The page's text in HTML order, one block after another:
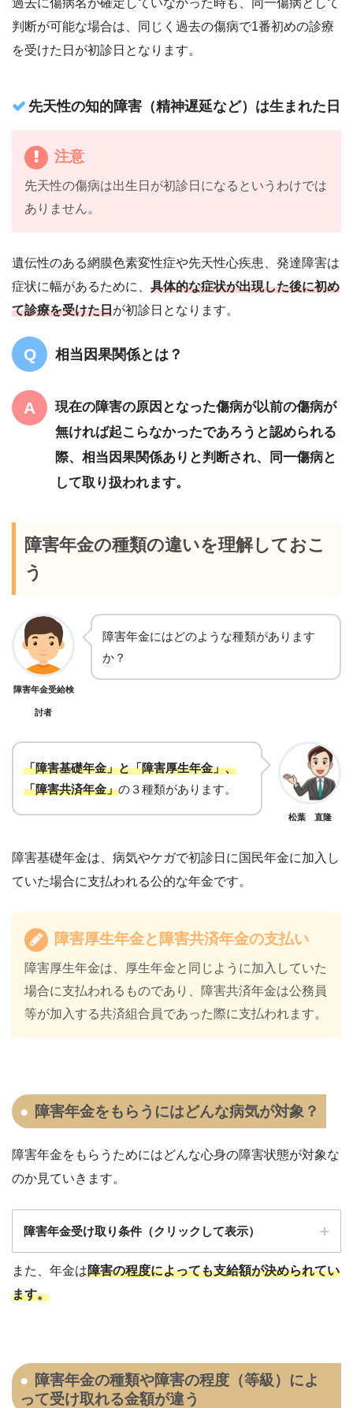
過去に傷病名が確定していなかった時も、同一傷病として
判断が可能な場合は、同じく過去の傷病で1番初めの診療
を受けた日が初診日となります。
先天性の知的障害（精神遅延など）は生まれた日
注意
先天性の傷病は出生日が初診日になるというわけでは
ありません。
遺伝性のある網膜色素変性症や先天性心疾患、発達障害は
症状に幅があるために、 具体的な症状が出現した後に初め
て診療を受けた日が初診日となります。
相当因果関係とは？
現在の障害の原因となった傷病が以前の傷病が
無ければ起こらなかったであろうと認められる
際、相当因果関係ありと判断され、同一傷病と
して取り扱われます。
障害年金の種類の違いを理解しておこ
う
障害年金受給検
討者
障害年金にはどのような種類があります
か？
「障害基礎年金」と「障害厚生年金」、
「障害共済年金」の３種類があります。
松葉 直隆
障害基礎年金は、病気やケガで初診日に国民年金に加入し
ていた場合に支払われる公的な年金です。
障害厚生年金と障害共済年金の支払い
障害厚生年金は、厚生年金と同じように加入していた
場合に支払われるものであり、障害共済年金は公務員
等が加入する共済組合員であった際に支払われます。
障害年金をもらうにはどんな病気が対象？
障害年金をもらうためにはどんな心身の障害状態が対象な
のか見ていきます。
障害年金受け取り条件（クリックして表示）
精神の障害⇒人格障害（原則）、神経症（原
則）
また、年金は障害の程度によっても支給額が決められてい
ます。
障害年金の種類や障害の程度（等級）によ
って受け取れる金額が違う